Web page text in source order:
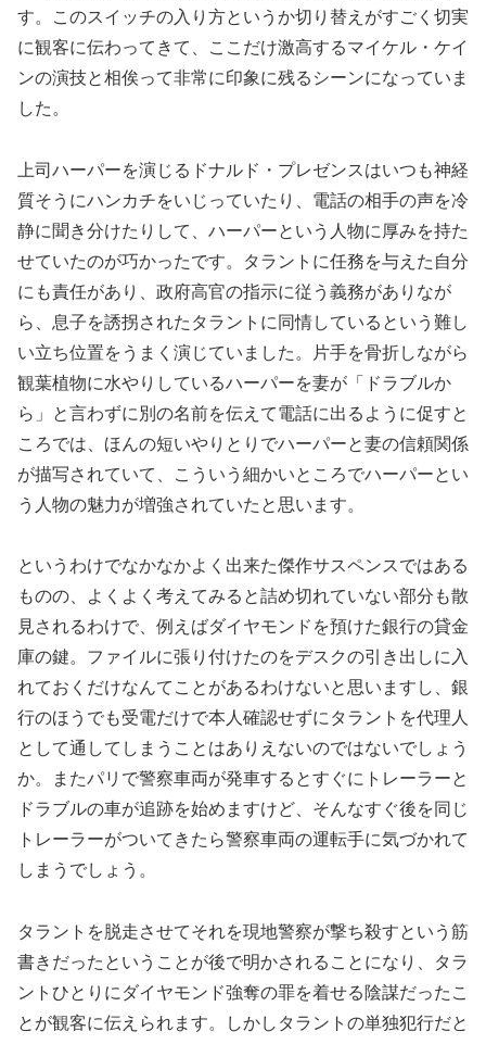
す。このスイッチの入り方というか切り替えがすごく切実
に観客に伝わってきて、ここだけ激高するマイケル・ケイ
ンの演技と相俟って非常に印象に残るシーンになっていま
した。
上司ハーパーを演じるドナルド・プレゼンスはいつも神経
質そうにハンカチをいじっていたり、電話の相手の声を冷
静に聞き分けたりして、ハーパーという人物に厚みを持た
せていたのが巧かったです。タラントに任務を与えた自分
にも責任があり、政府高官の指示に従う義務がありなが
ら、息子を誘拐されたタラントに同情しているという難し
い立ち位置をうまく演じていました。片手を骨折しながら
観葉植物に水やりしているハーパーを妻が「ドラブルか
ら」と言わずに別の名前を伝えて電話に出るように促すと
ころでは、ほんの短いやりとりでハーパーと妻の信頼関係
が描写されていて、こういう細かいところでハーパーとい
う人物の魅力が増強されていたと思います。
というわけでなかなかよく出来た傑作サスペンスではある
ものの、よくよく考えてみると詰め切れていない部分も散
見されるわけで、例えばダイヤモンドを預けた銀行の貸金
庫の鍵。ファイルに張り付けたのをデスクの引き出しに入
れておくだけなんてことがあるわけないと思いますし、銀
行のほうでも受電だけで本人確認せずにタラントを代理人
として通してしまうことはありえないのではないでしょう
か。またパリで警察車両が発車するとすぐにトレーラーと
ドラブルの車が追跡を始めますけど、そんなすぐ後を同じ
トレーラーがついてきたら警察車両の運転手に気づかれて
しまうでしょう。
タラントを脱走させてそれを現地警察が撃ち殺すという筋
書きだったということが後で明かされることになり、タラ
ントひとりにダイヤモンド強奪の罪を着せる陰謀だったこ
とが観客に伝えられます。しかしタラントの単独犯行だと